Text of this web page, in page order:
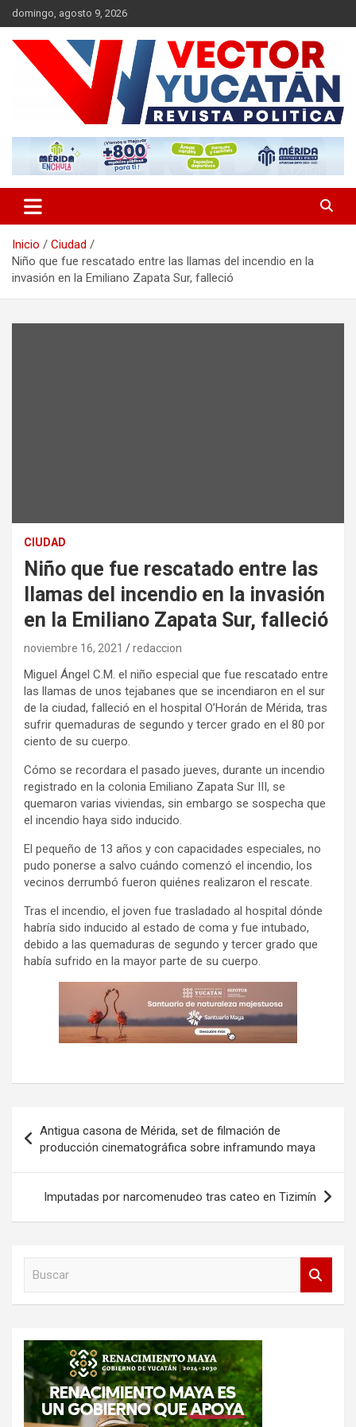
Saltar
al
contenido
domingo, agosto 9, 2026
Vector Yucatán
Inicio
Ciudad
Niño que fue rescatado entre las llamas del incendio en la
invasión en la Emiliano Zapata Sur, falleció
CIUDAD
Niño que fue rescatado entre las
llamas del incendio en la invasión
en la Emiliano Zapata Sur, falleció
noviembre 16, 2021 redaccion
Miguel Ángel C.M. el niño especial que fue rescatado entre
las llamas de unos tejabanes que se incendiaron en el sur
de la ciudad, falleció en el hospital O’Horán de Mérida, tras
sufrir quemaduras de segundo y tercer grado en el 80 por
ciento de su cuerpo.
Cómo se recordara el pasado jueves, durante un incendio
registrado en la colonia Emiliano Zapata Sur III, se
quemaron varias viviendas, sin embargo se sospecha que
el incendio haya sido inducido.
El pequeño de 13 años y con capacidades especiales, no
pudo ponerse a salvo cuándo comenzó el incendio, los
vecinos derrumbó fueron quiénes realizaron el rescate.
Tras el incendio, el joven fue trasladado al hospital dónde
habría sido inducido al estado de coma y fue intubado,
debido a las quemaduras de segundo y tercer grado que
había sufrido en la mayor parte de su cuerpo.
de
entradas
Antigua casona de Mérida, set de filmación de
producción cinematográfica sobre inframundo maya
Imputadas por narcomenudeo tras cateo en Tizimín
r